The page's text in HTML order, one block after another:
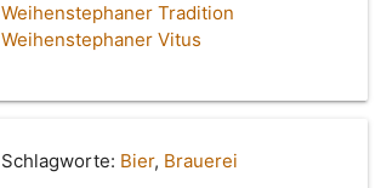
Weihenstephaner Tradition
Weihenstephaner Vitus
Schlagworte: Bier, Brauerei